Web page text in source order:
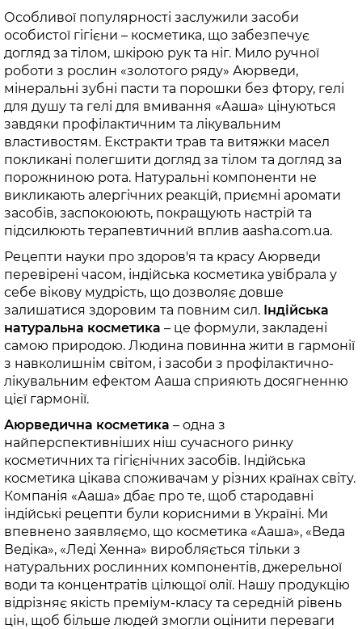
Особливої популярності заслужили засоби
особистої гігієни – косметика, що забезпечує
догляд за тілом, шкірою рук та ніг. Мило ручної
роботи з рослин «золотого ряду» Аюрведи,
мінеральні зубні пасти та порошки без фтору, гелі
для душу та гелі для вмивання «Ааша» цінуються
завдяки профілактичним та лікувальним
властивостям. Екстракти трав та витяжки масел
покликані полегшити догляд за тілом та догляд за
порожниною рота. Натуральні компоненти не
викликають алергічних реакцій, приємні аромати
засобів, заспокоюють, покращують настрій та
підсилюють терапевтичний вплив aasha.com.ua.
Рецепти науки про здоров'я та красу Аюрведи
перевірені часом, індійська косметика увібрала у
себе вікову мудрість, що дозволяє довше
залишатися здоровим та повним сил. Індійська
натуральна косметика – це формули, закладені
самою природою. Людина повинна жити в гармонії
з навколишнім світом, і засоби з профілактично-
лікувальним ефектом Ааша сприяють досягненню
цієї гармонії.
Аюрведична косметика – одна з
найперспективніших ніш сучасного ринку
косметичних та гігієнічних засобів. Індійська
косметика цікава споживачам у різних країнах світу.
Компанія «Ааша» дбає про те, щоб стародавні
індійські рецепти були корисними в Україні. Ми
впевнено заявляємо, що косметика «Ааша», «Веда
Ведіка», «Леді Хенна» виробляється тільки з
натуральних рослинних компонентів, джерельної
води та концентратів цілющої олії. Нашу продукцію
відрізняє якість преміум-класу та середній рівень
цін, щоб більше людей змогли оцінити переваги